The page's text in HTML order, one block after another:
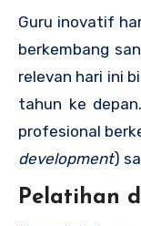
Guru inovatif
berkembang
relevan hari ini
tahun ke
profesional
development)
Pelatihan